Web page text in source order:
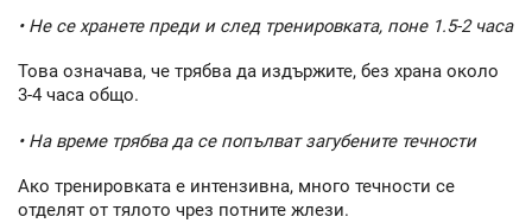
• Не се хранете преди и след тренировката, поне 1.5-2 часа
Това означава, че трябва да издържите, без храна около
3-4 часа общо.
• На време трябва да се попълват загубените течности
Ако тренировката е интензивна, много течности се
отделят от тялото чрез потните жлези.